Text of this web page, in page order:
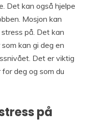
Det kan også hjelpe
Mosjon kan
på. Det kan
kan gi deg en
Det er viktig
deg og som du
på